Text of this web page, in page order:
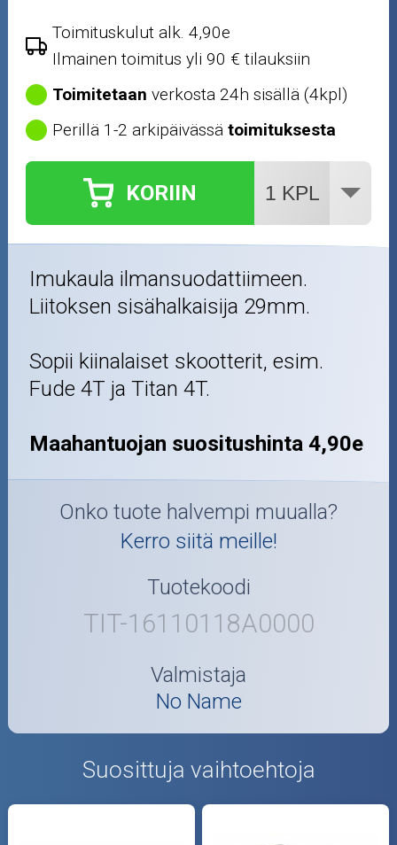
Toimituskulut alk. 4,90e
Ilmainen toimitus yli 90 € tilauksiin
Toimitetaan verkosta 24h sisällä (4kpl)
Perillä 1-2 arkipäivässätoimituksesta
KORIIN
Imukaula ilmansuodattiimeen.
Liitoksen sisähalkaisija 29mm.
Sopii kiinalaiset skootterit, esim.
Fude 4T ja Titan 4T.
Maahantuojan suositushinta 4,90e
Onko tuote halvempi muualla?
Kerro siitä meille!
Tuotekoodi
TIT-16110118A0000
Valmistaja
No Name
Suosittuja vaihtoehtoja